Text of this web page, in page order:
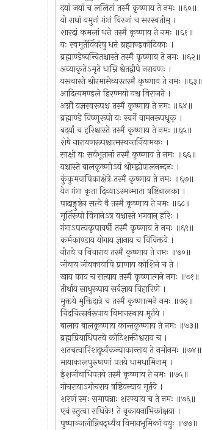
दयां जयां च ललितां तस्मै कृष्णाय ते नमः ॥६०॥
यो राधां यमुनां गंगां विरजां च सरस्वतीम् ।
शारदां कमलां धत्ते तस्मै कृष्णाय ते नमः ॥६१॥
यः स्वमूर्तेर्विवरेषु धत्ते ब्रह्माण्डकोटिकाः ।
ब्रह्माण्डेष्वन्वितश्चास्ते तस्मै कृष्णाय ते नमः ॥६२॥
अव्याकृतेऽमृते धाम्नि श्वेतद्वीपे नरायणः ।
यस्त्वास्ते श्रीरमासेव्यस्तस्मै कृष्णाय ते नमः ॥६३॥
आदित्यमण्डले हिरण्मयो यश्च विराजते ।
अग्नौ यज्ञस्वरूपश्च तस्मै कृष्णाय ते नमः ॥६४॥
ब्रह्माण्डे विष्णुरूपो यः स्वर्गे वामनरूपधृक् ।
बदर्यां च हरिश्चास्ते तस्मै कृष्णाय ते नमः ॥६५॥
शेषे नारायणरूपश्चात्मस्वन्तर्नियामकः ।
साक्षी यः सर्वभूतानां तस्मै कृष्णाय ते नमः ॥६६॥
यश्चास्ते बालकृष्णोऽयं श्रीमद्गोपालनन्दनः ।
कुंकुमवापिकाक्षेत्रे तस्मै कृष्णाय ते नमः ॥६७॥
येन गंगा कृता दिव्याऽस्मन्माता षष्टिबालका ।
पादाङ्गुष्ठेन सत्ये वै तस्मै कृष्णाय ते नमः ॥६८॥
मूर्तिरूपो विमानेऽत्र यश्चास्ते भगवान् हरिः ।
गंगाऽपत्यकृपावर्षी तस्मै कृष्णाय ते नमः ॥६९॥
कर्मकाण्डाय योगाय ज्ञानाय च विविक्तये ।
नीतये च विचाराय तस्मै कृष्णाय ते नमः ॥७०॥
जीवाय जीवकायापि प्राणाय कोशिने च ते ।
खाय काय च सत्याय तस्मै कृष्णात्मने नमः ॥७१॥
तीर्थाय साधुरूपाय सर्वज्ञाय विहारिणे ।
मुक्तये मुक्तिदात्रे च तस्मै कृष्णात्मने नमः ॥७२॥
चिदचित्सर्वरूपाय विमानस्थाय मूर्तये ।
बालाय बालकृष्णाय कान्तकृष्णाय ते नमः ॥७३॥
ब्रह्मप्रियाधिपतये कोटिशक्तीश्वराय च ।
शतचत्वारिंशदूर्ध्वकन्याकान्ताय ते नमोनमः ॥७४॥
मायाकालपुरुषाणां पतये धामधामिनाम् ।
ईशजीवाधिपतये तस्मै कृष्णाय ते नमः ॥७५॥
गोचरायाऽगोचराय षष्टिवन्द्याय मूर्तये ।
शरणं स्मः समापन्नाः शरण्याय च ते नमः ॥७६॥
एवं स्तुत्वा राधिके! ते वृकायनाभिकांक्षया ।
पुष्पाञ्जलीन्निबद्ध्यैव विमानभूमिकां ययुः ॥७७॥